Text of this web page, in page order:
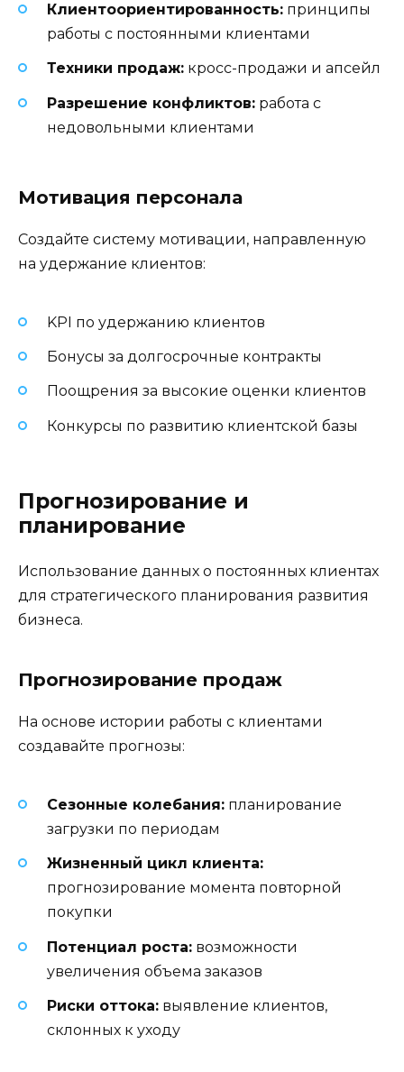
Клиентоориентированность: принципы
работы с постоянными клиентами
Техники продаж: кросс-продажи и апсейл
Разрешение конфликтов: работа с
недовольными клиентами
Мотивация персонала
Создайте систему мотивации, направленную
на удержание клиентов:
KPI по удержанию клиентов
Бонусы за долгосрочные контракты
Поощрения за высокие оценки клиентов
Конкурсы по развитию клиентской базы
Прогнозирование и
планирование
Использование данных о постоянных клиентах
для стратегического планирования развития
бизнеса.
Прогнозирование продаж
На основе истории работы с клиентами
создавайте прогнозы:
Сезонные колебания: планирование
загрузки по периодам
Жизненный цикл клиента:
прогнозирование момента повторной
покупки
Потенциал роста: возможности
увеличения объема заказов
Риски оттока: выявление клиентов,
склонных к уходу